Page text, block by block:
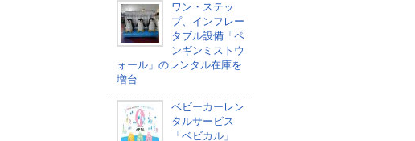
ワン・ステッ
プ、インフレー
タブル設備「ペ
ンギンミストウ
ォール」のレンタル在庫を
増台
ベビーカーレン
タルサービス
「ベビカル」